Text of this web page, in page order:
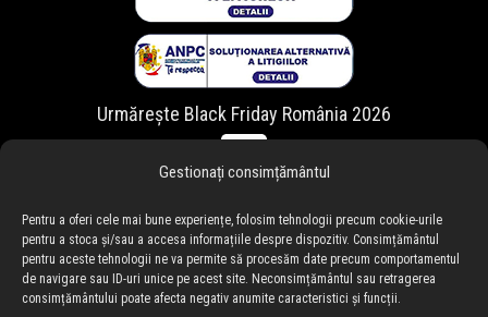
Gestionați consimțământul
Pentru a oferi cele mai bune experiențe, folosim tehnologii precum cookie-urile
pentru a stoca și/sau a accesa informațiile despre dispozitiv. Consimțământul
pentru aceste tehnologii ne va permite să procesăm date precum comportamentul
de navigare sau ID-uri unice pe acest site. Neconsimțământul sau retragerea
consimțământului poate afecta negativ anumite caracteristici și funcții.
Urmărește Black Friday România 2026